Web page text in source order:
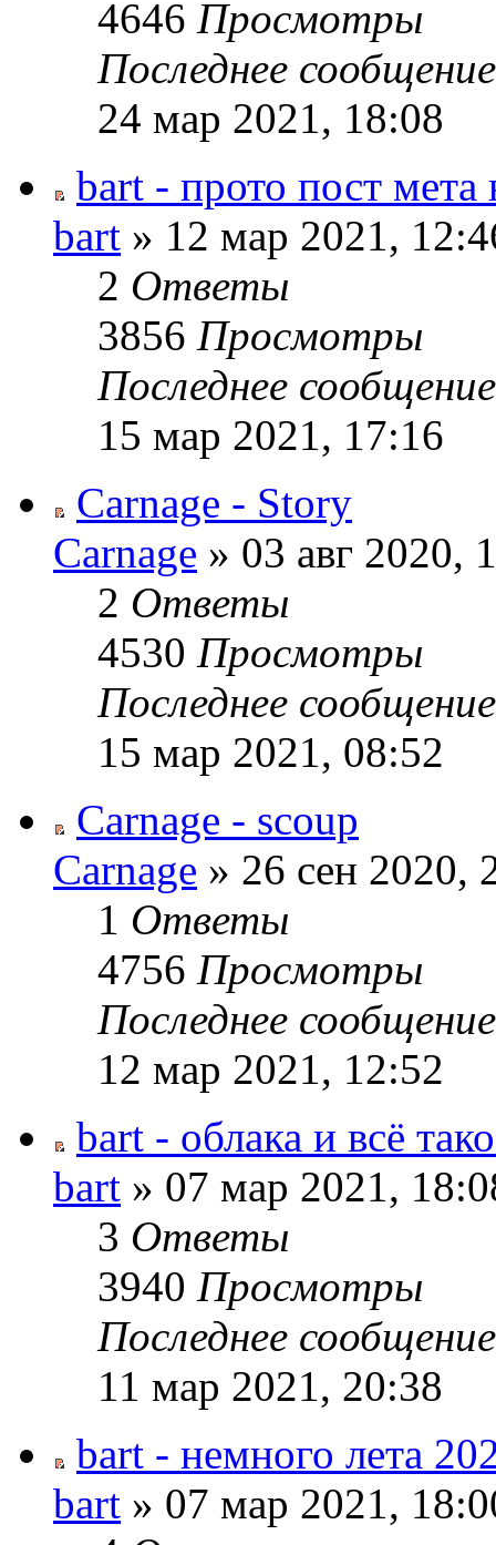
4646 Просмотры
Последнее
24 мар 2021, 18:08
bart - прото пост мета
bart » 12 мар 2021,
2 Ответы
3856 Просмотры
Последнее
15 мар 2021, 17:16
Carnage - Story
Carnage » 03 авг 2020,
2 Ответы
4530 Просмотры
Последнее
15 мар 2021, 08:52
Carnage - scoup
Carnage » 26 сен 2020,
1 Ответы
4756 Просмотры
Последнее
12 мар 2021, 12:52
bart - облака и всё
bart » 07 мар 2021,
3 Ответы
3940 Просмотры
Последнее
11 мар 2021, 20:38
bart - немного лета
bart » 07 мар 2021,